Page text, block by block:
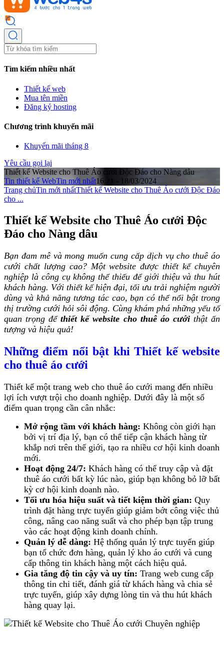
Tìm kiếm nhiều nhất
Thiết kế web
Mua tên miền
Đăng ký hosting
Chương trình khuyến mãi
Khuyến mãi tháng 8
Yêu cầu gọi lại
Thiết kế Website cho Thuê Áo cưới Độc Đáo cho Nàng dâu
Tin thiết kế WebTin mới nhất16:21 - 18/03/2024
Trang chủTin mới nhấtThiết kế Website cho Thuê Áo cưới Độc Đáo
cho ...
Thiết kế Website cho Thuê Áo cưới Độc
Đáo cho Nàng dâu
Bạn đam mê và mong muốn cung cấp dịch vụ cho thuê áo
cưới chất lượng cao? Một website được thiết kế chuyên
nghiệp là công cụ không thể thiếu để giới thiệu và thu hút
khách hàng. Với thiết kế hiện đại, tối ưu trải nghiệm người
dùng và khả năng tương tác cao, bạn có thể nổi bật trong
thị trường cưới hỏi sôi động. Cùng khám phá những yếu tố
quan trọng đểthiết kế website cho thuê áo cưới thật ấn
tượng và hiệu quả!
Những điểm nổi bật khi Thiết kế website
cho thuê áo cưới
Thiết kế một trang web cho thuê áo cưới mang đến nhiều
lợi ích vượt trội cho doanh nghiệp. Dưới đây là một số
điểm quan trọng cần cân nhắc:
Mở rộng tầm với khách hàng: Không còn giới hạn
bởi vị trí địa lý, bạn có thể tiếp cận khách hàng từ
khắp nơi trên thế giới, tạo ra nhiều cơ hội kinh doanh
mới.
Hoạt động 24/7: Khách hàng có thể truy cập và đặt
thuê áo cưới bất kỳ lúc nào, giúp bạn không bỏ lỡ bất
kỳ cơ hội kinh doanh nào.
Tối ưu hóa hiệu suất và tiết kiệm thời gian: Quy
trình đặt hàng trực tuyến giúp giảm bớt công việc thủ
công, nâng cao năng suất và cho phép bạn tập trung
vào các hoạt động kinh doanh chính.
Quản lý dễ dàng: Hệ thống quản lý trực tuyến giúp
bạn tổ chức đơn hàng, quản lý kho áo cưới và cung
cấp thông tin khách hàng một cách hiệu quả.
Gia tăng độ tin cậy và uy tín: Trang web cung cấp
thông tin chi tiết, đánh giá từ khách hàng và chia sẻ
trực tuyến, giúp xây dựng lòng tin và thu hút khách
hàng quay lại.